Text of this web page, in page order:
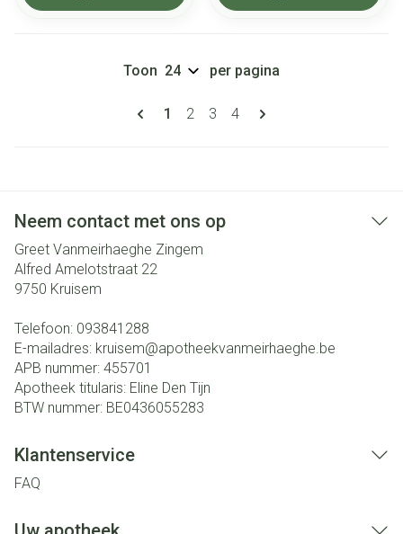
Pagina's
U lees momenteel pagina
1 Pagina
2 Pagina
3 Pagina
4
Toon per pagina
Neem contact met ons op
Greet Vanmeirhaeghe Zingem
Alfred Amelotstraat 22
9750 Kruisem
Telefoon: 093841288
E-mailadres: kruisem@apotheekvanmeirhaeghe.be
APB nummer: 455701
Apotheek titularis: Eline Den Tijn
BTW nummer: BE0436055283
Klantenservice
FAQ